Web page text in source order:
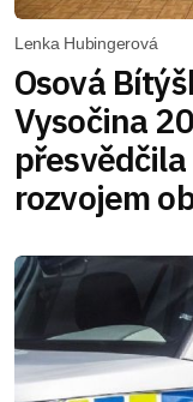
Lenka Hubingerová
Osová
Vysočina
rozvojem